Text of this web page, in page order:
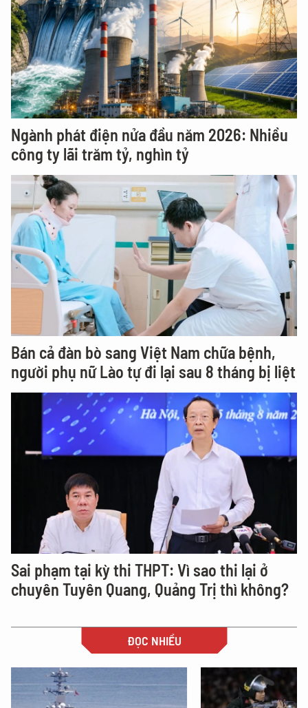
Ngành phát điện nửa đầu năm 2026: Nhiều
công ty lãi trăm tỷ, nghìn tỷ
Bán cả đàn bò sang Việt Nam chữa bệnh,
người phụ nữ Lào tự đi lại sau 8 tháng bị liệt
Sai phạm tại kỳ thi THPT: Vì sao thi lại ở
chuyên Tuyên Quang, Quảng Trị thì không?
ĐỌC NHIỀU